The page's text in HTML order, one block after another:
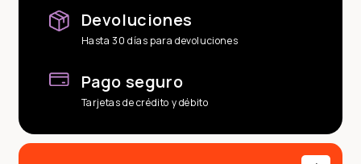
Devoluciones
Hasta 30 días para devoluciones
Pago seguro
Tarjetas de crédito y débito